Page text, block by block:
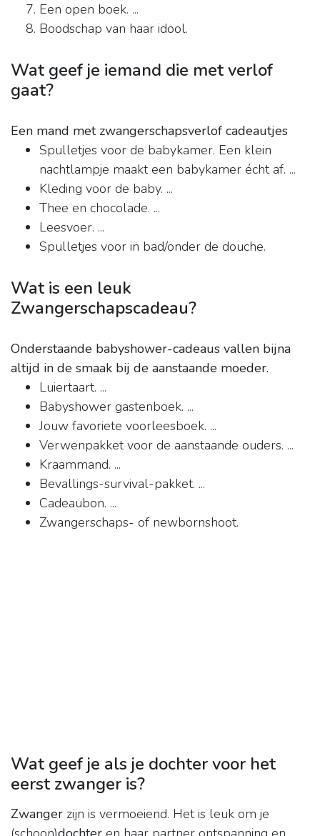
Een open boek. ...
Boodschap van haar idool.
Wat geef je iemand die met verlof
gaat?
Een mand met zwangerschapsverlof cadeautjes
Spulletjes voor de babykamer. Een klein
nachtlampje maakt een babykamer écht af. ...
Kleding voor de baby. ...
Thee en chocolade. ...
Leesvoer. ...
Spulletjes voor in bad/onder de douche.
Wat is een leuk
Zwangerschapscadeau?
Onderstaande babyshower-cadeaus vallen bijna
altijd in de smaak bij de aanstaande moeder.
Luiertaart. ...
Babyshower gastenboek. ...
Jouw favoriete voorleesboek. ...
Verwenpakket voor de aanstaande ouders. ...
Kraammand. ...
Bevallings-survival-pakket. ...
Cadeaubon. ...
Zwangerschaps- of newbornshoot.
Wat geef je als je dochter voor het
eerst zwanger is?
Zwanger zijn is vermoeiend. Het is leuk om je